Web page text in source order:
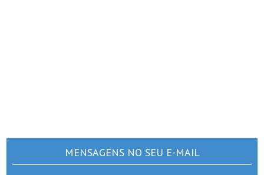
MENSAGENS NO SEU E-MAIL